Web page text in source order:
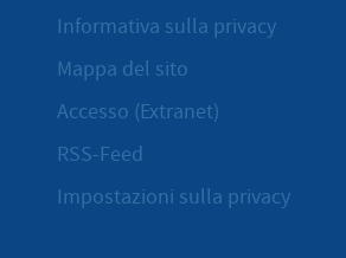
Informativa sulla privacy
Mappa del sito
Accesso (Extranet)
RSS-Feed
Impostazioni sulla privacy